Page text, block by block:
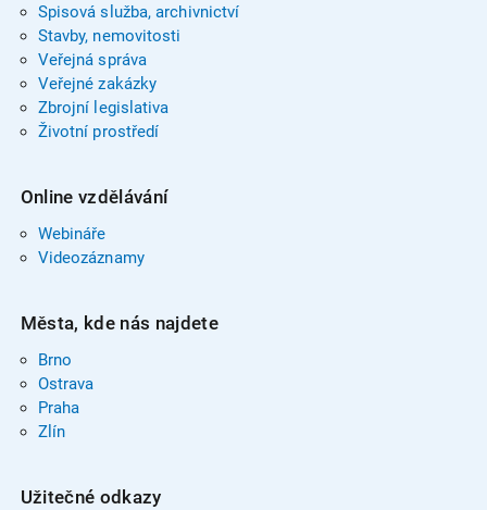
Spisová služba, archivnictví
Stavby, nemovitosti
Veřejná správa
Veřejné zakázky
Zbrojní legislativa
Životní prostředí
Online vzdělávání
Webináře
Videozáznamy
Města, kde nás najdete
Brno
Ostrava
Praha
Zlín
Užitečné odkazy